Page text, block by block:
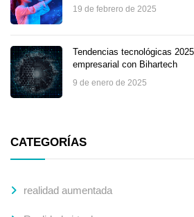
19 de febrero de 2025
Tendencias tecnológicas
empresarial con Bihartech
9 de enero de 2025
CATEGORÍAS
realidad aumentada